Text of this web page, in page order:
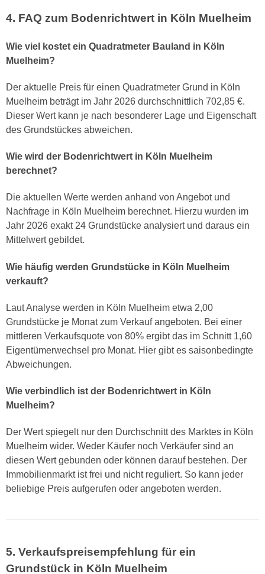
4. FAQ zum Bodenrichtwert in Köln Muelheim
Wie viel kostet ein Quadratmeter Bauland in Köln
Muelheim?
Der aktuelle Preis für einen Quadratmeter Grund in Köln
Muelheim beträgt im Jahr 2026 durchschnittlich 702,85 €.
Dieser Wert kann je nach besonderer Lage und Eigenschaft
des Grundstückes abweichen.
Wie wird der Bodenrichtwert in Köln Muelheim
berechnet?
Die aktuellen Werte werden anhand von Angebot und
Nachfrage in Köln Muelheim berechnet. Hierzu wurden im
Jahr 2026 exakt 24 Grundstücke analysiert und daraus ein
Mittelwert gebildet.
Wie häufig werden Grundstücke in Köln Muelheim
verkauft?
Laut Analyse werden in Köln Muelheim etwa 2,00
Grundstücke je Monat zum Verkauf angeboten. Bei einer
mittleren Verkaufsquote von 80% ergibt das im Schnitt 1,60
Eigentümerwechsel pro Monat. Hier gibt es saisonbedingte
Abweichungen.
Wie verbindlich ist der Bodenrichtwert in Köln
Muelheim?
Der Wert spiegelt nur den Durchschnitt des Marktes in Köln
Muelheim wider. Weder Käufer noch Verkäufer sind an
diesen Wert gebunden oder können darauf bestehen. Der
Immobilienmarkt ist frei und nicht reguliert. So kann jeder
beliebige Preis aufgerufen oder angeboten werden.
5. Verkaufspreisempfehlung für ein
Grundstück in Köln Muelheim